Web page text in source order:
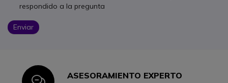
respondido a la pregunta
Enviar
ASESORAMIENTO EXPERTO